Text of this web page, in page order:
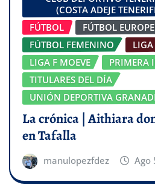
(COSTA ADEJE
FÚTBOL
FÚTBOL
FÚTBOL FEMENINO
LIGA
LIGA F MOEVE
PRIMERA
TITULARES DEL DÍA
UNIÓN DEPORTIVA
La crónica | Aithiara
en Tafalla
manulopezfdez Ago